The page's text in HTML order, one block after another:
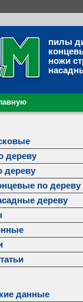
пилы
ножи
дереву
дереву
по дереву
дереву
данные